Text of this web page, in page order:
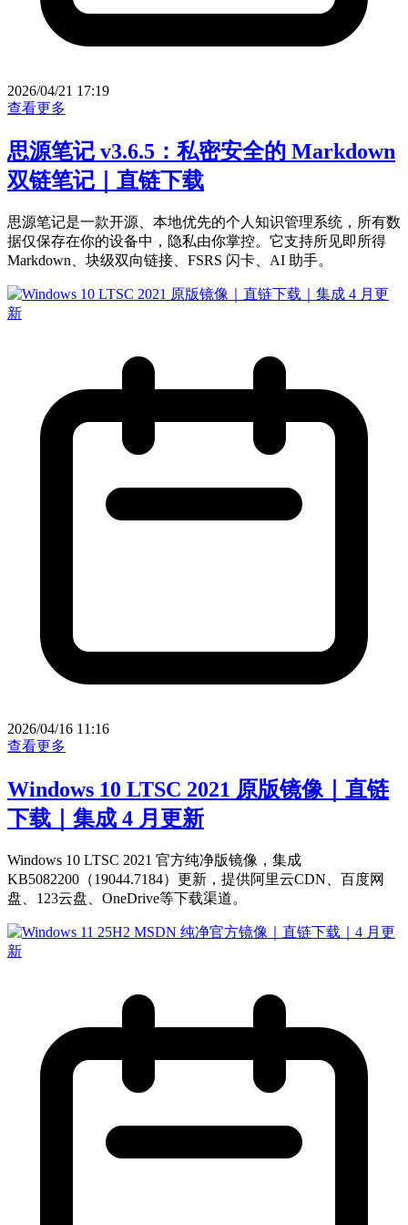
2026/04/21 17:19
查看更多
思源笔记 v3.6.5：私密安全的 Markdown
双链笔记｜直链下载
思源笔记是一款开源、本地优先的个人知识管理系统，所有数
据仅保存在你的设备中，隐私由你掌控。它支持所见即所得
Markdown、块级双向链接、FSRS 闪卡、AI 助手。
2026/04/16 11:16
查看更多
Windows 10 LTSC 2021 原版镜像｜直链
下载｜集成 4 月更新
Windows 10 LTSC 2021 官方纯净版镜像，集成
KB5082200（19044.7184）更新，提供阿里云CDN、百度网
盘、123云盘、OneDrive等下载渠道。